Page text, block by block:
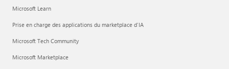
Microsoft Learn
Prise en charge des applications du marketplace d’IA
Microsoft Tech Community
Microsoft Marketplace